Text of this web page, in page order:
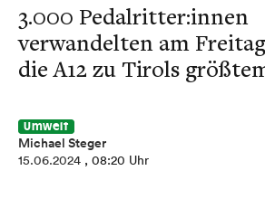
3.000 Pedalritter:innen
verwandelten am
die A12 zu Tirols
Umwelt
Michael Steger
15.06.2024 , 08:20 Uhr